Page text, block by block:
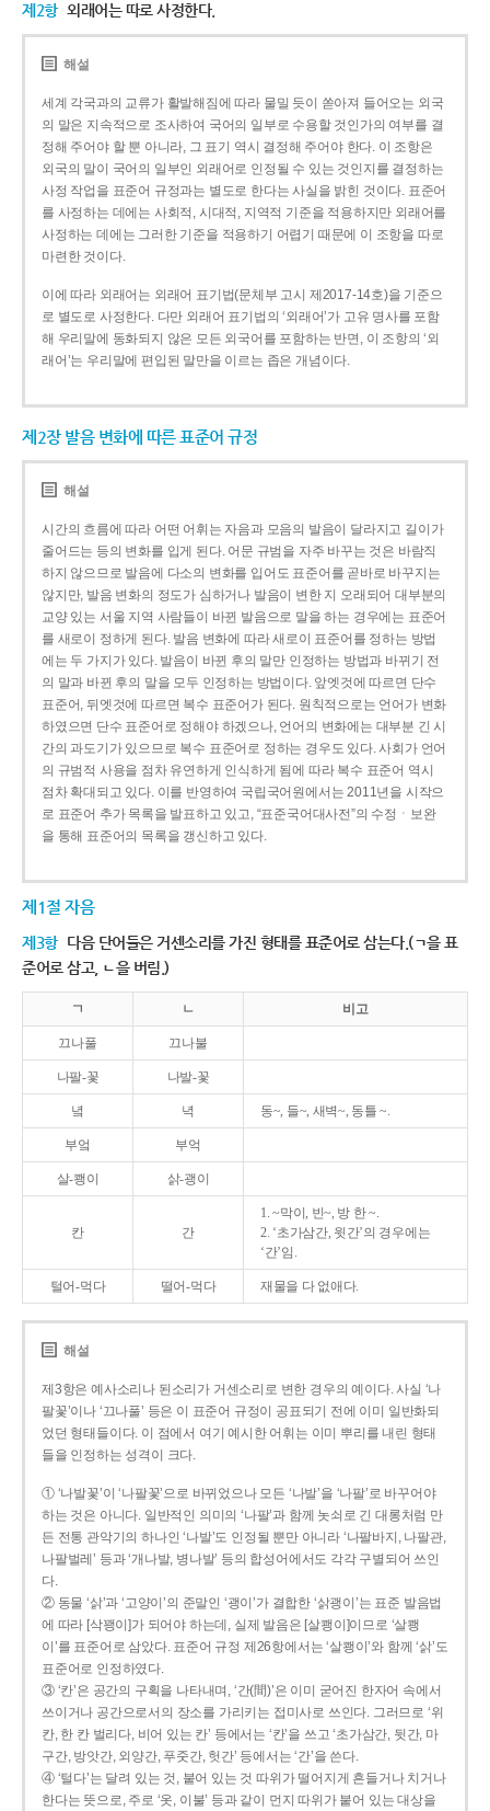
제2항 외래어는 따로 사정한다.
해설
세계 각국과의 교류가 활발해짐에 따라 물밀 듯이 쏟아져 들어오는 외국
의 말은 지속적으로 조사하여 국어의 일부로 수용할 것인가의 여부를 결
정해 주어야 할 뿐 아니라, 그 표기 역시 결정해 주어야 한다. 이 조항은
외국의 말이 국어의 일부인 외래어로 인정될 수 있는 것인지를 결정하는
사정 작업을 표준어 규정과는 별도로 한다는 사실을 밝힌 것이다. 표준어
를 사정하는 데에는 사회적, 시대적, 지역적 기준을 적용하지만 외래어를
사정하는 데에는 그러한 기준을 적용하기 어렵기 때문에 이 조항을 따로
마련한 것이다.
이에 따라 외래어는 외래어 표기법(문체부 고시 제2017-14호)을 기준으
로 별도로 사정한다. 다만 외래어 표기법의 ‘외래어’가 고유 명사를 포함
해 우리말에 동화되지 않은 모든 외국어를 포함하는 반면, 이 조항의 ‘외
래어’는 우리말에 편입된 말만을 이르는 좁은 개념이다.
제2장 발음 변화에 따른 표준어 규정
해설
시간의 흐름에 따라 어떤 어휘는 자음과 모음의 발음이 달라지고 길이가
줄어드는 등의 변화를 입게 된다. 어문 규범을 자주 바꾸는 것은 바람직
하지 않으므로 발음에 다소의 변화를 입어도 표준어를 곧바로 바꾸지는
않지만, 발음 변화의 정도가 심하거나 발음이 변한 지 오래되어 대부분의
교양 있는 서울 지역 사람들이 바뀐 발음으로 말을 하는 경우에는 표준어
를 새로이 정하게 된다. 발음 변화에 따라 새로이 표준어를 정하는 방법
에는 두 가지가 있다. 발음이 바뀐 후의 말만 인정하는 방법과 바뀌기 전
의 말과 바뀐 후의 말을 모두 인정하는 방법이다. 앞엣것에 따르면 단수
표준어, 뒤엣것에 따르면 복수 표준어가 된다. 원칙적으로는 언어가 변화
하였으면 단수 표준어로 정해야 하겠으나, 언어의 변화에는 대부분 긴 시
간의 과도기가 있으므로 복수 표준어로 정하는 경우도 있다. 사회가 언어
의 규범적 사용을 점차 유연하게 인식하게 됨에 따라 복수 표준어 역시
점차 확대되고 있다. 이를 반영하여 국립국어원에서는 2011년을 시작으
로 표준어 추가 목록을 발표하고 있고, “표준국어대사전”의 수정ㆍ보완
을 통해 표준어의 목록을 갱신하고 있다.
제1절 자음
제3항 다음 단어들은 거센소리를 가진 형태를 표준어로 삼는다.(ㄱ을 표
준어로 삼고, ㄴ을 버림.)
ㄱ ㄴ 비고
끄나풀 끄나불
나팔-꽃 나발-꽃
녘 녁 동~, 들~, 새벽~, 동틀 ~.
부엌 부억
살-쾡이 삵-괭이
칸 간
1. ~막이, 빈~, 방 한 ~.
2. ‘초가삼간, 윗간’의 경우에는
‘간’임.
털어-먹다 떨어-먹다 재물을 다 없애다.
해설
제3항은 예사소리나 된소리가 거센소리로 변한 경우의 예이다. 사실 ‘나
팔꽃’이나 ‘끄나풀’ 등은 이 표준어 규정이 공표되기 전에 이미 일반화되
었던 형태들이다. 이 점에서 여기 예시한 어휘는 이미 뿌리를 내린 형태
들을 인정하는 성격이 크다.
① ‘나발꽃’이 ‘나팔꽃’으로 바뀌었으나 모든 ‘나발’을 ‘나팔’로 바꾸어야
하는 것은 아니다. 일반적인 의미의 ‘나팔’과 함께 놋쇠로 긴 대롱처럼 만
든 전통 관악기의 하나인 ‘나발’도 인정될 뿐만 아니라 ‘나팔바지, 나팔관,
나팔벌레’ 등과 ‘개나발, 병나발’ 등의 합성어에서도 각각 구별되어 쓰인
다.
② 동물 ‘삵’과 ‘고양이’의 준말인 ‘괭이’가 결합한 ‘삵괭이’는 표준 발음법
에 따라 [삭꽹이]가 되어야 하는데, 실제 발음은 [살쾡이]이므로 ‘살쾡
이’를 표준어로 삼았다. 표준어 규정 제26항에서는 ‘살쾡이’와 함께 ‘삵’도
표준어로 인정하였다.
③ ‘칸’은 공간의 구획을 나타내며, ‘간(間)’은 이미 굳어진 한자어 속에서
쓰이거나 공간으로서의 장소를 가리키는 접미사로 쓰인다. 그러므로 ‘위
칸, 한 칸 벌리다, 비어 있는 칸’ 등에서는 ‘칸’을 쓰고 ‘초가삼간, 뒷간, 마
구간, 방앗간, 외양간, 푸줏간, 헛간’ 등에서는 ‘간’을 쓴다.
④ ‘털다’는 달려 있는 것, 붙어 있는 것 따위가 떨어지게 흔들거나 치거나
한다는 뜻으로, 주로 ‘옷, 이불’ 등과 같이 먼지 따위가 붙어 있는 대상을